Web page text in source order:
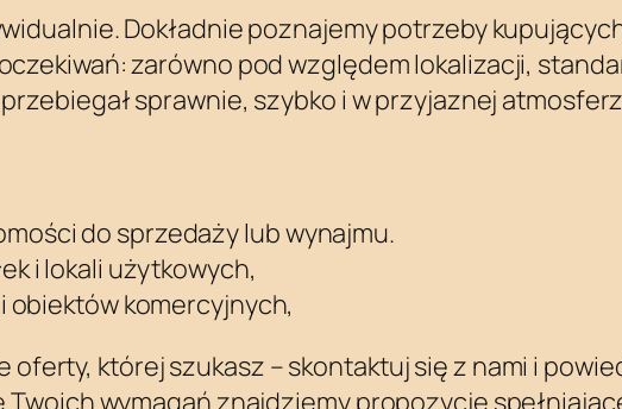
Dokładnie poznajemy potrzeby
zarówno pod względem lokalizacji,
sprawnie, szybko i w przyjaznej
do sprzedaży lub wynajmu.
i lokali użytkowych,
obiektów komercyjnych,
oferty, której szukasz – skontaktuj się z nami i
wymagań znajdziemy propozycje